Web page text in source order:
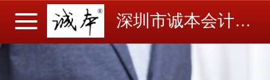
深圳市诚本会计事务所有限公司